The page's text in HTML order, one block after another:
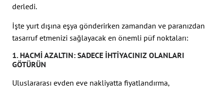
derledi.
İşte yurt dışına eşya gönderirken zamandan ve paranızdan
tasarruf etmenizi sağlayacak en önemli püf noktaları:
1. HACMI AZALTIN: SADECE İHTIYACINIZ OLANLARI
GÖTÜRÜN
Uluslararası evden eve nakliyatta fiyatlandırma,